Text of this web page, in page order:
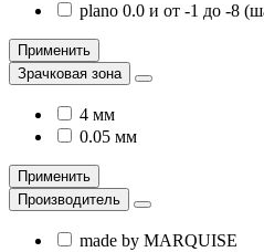
plano 0.0 и от -1 до -8
Применить
Зрачковая зона
4 мм
0.05 мм
Применить
Производитель
made by MARQUISE